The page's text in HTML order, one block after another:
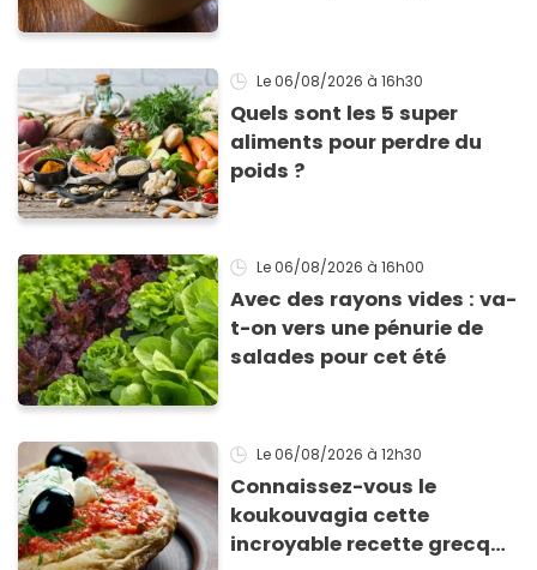
Le 06/08/2026 à 16h30
Quels sont les 5 super
aliments pour perdre du
poids ?
Le 06/08/2026 à 16h00
Avec des rayons vides : va-
t-on vers une pénurie de
salades pour cet été
Le 06/08/2026 à 12h30
Connaissez-vous le
koukouvagia cette
incroyable recette grecque